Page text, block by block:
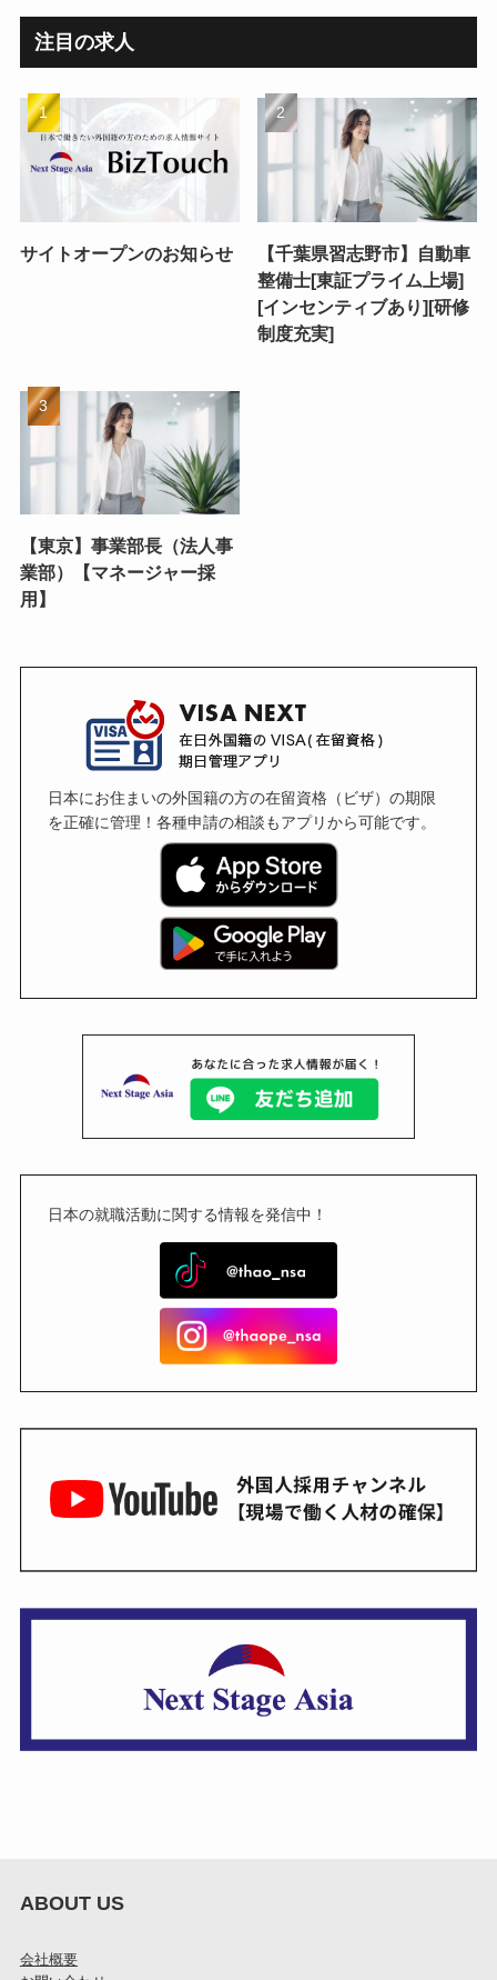
注目の求人
サイトオープンのお知らせ
【千葉県習志野市】自動車
整備士[東証プライム上場]
[インセンティブあり][研修
制度充実]
【東京】事業部長（法人事
業部）【マネージャー採
用】
日本にお住まいの外国籍の方の在留資格（ビザ）の期限
を正確に管理！各種申請の相談もアプリから可能です。
日本の就職活動に関する情報を発信中！
ABOUT US
会社概要